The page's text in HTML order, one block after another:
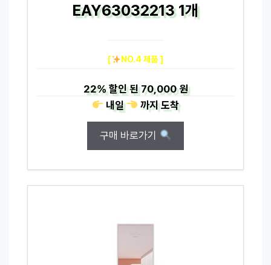
EAY63032213 1개
[ NO.4 제품 ]
22%할인 된70,000 원
내일
까지도착
구매 바로가기